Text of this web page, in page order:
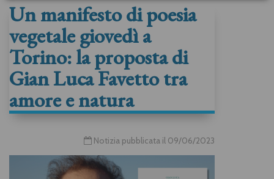
Un manifesto di poesia
vegetale giovedì a
Torino: la proposta di
Gian Luca Favetto tra
amore e natura
Notizia pubblicata il 09/06/2023